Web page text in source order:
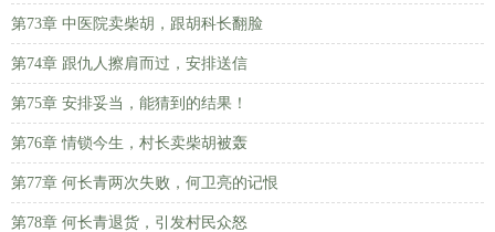
第73章 中医院卖柴胡，跟胡科长翻脸
第74章 跟仇人擦肩而过，安排送信
第75章 安排妥当，能猜到的结果！
第76章 情锁今生，村长卖柴胡被轰
第77章 何长青两次失败，何卫亮的记恨
第78章 何长青退货，引发村民众怒